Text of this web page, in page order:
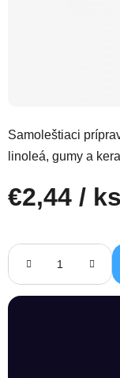
Samoleštiaci
linoleá, gumy a
€2,44 / ks